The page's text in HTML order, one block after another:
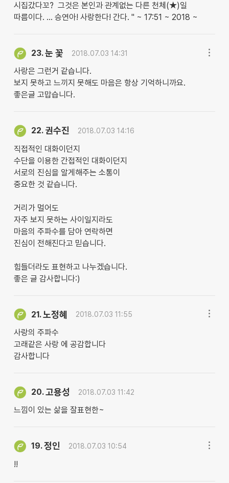
시집갔다꼬? 그것은 본인과 관계없는 다른 천체(★)일
따름이다. … 승연아! 사랑한다! 간다. " ~ 17:51 ~ 2018 ~
23.눈 꽃 2018.07.03 14:31
사랑은 그런거 같습니다.
보지 못하고 느끼지 못해도 마음은 항상 기억하니까요.
좋은글 고맙습니다.
22. 권수진 2018.07.03 14:16
직접적인 대화이던지
수단을 이용한 간접적인 대화이던지
서로의 진심을 알게해주는 소통이
중요한 것 같습니다.
거리가 멀어도
자주 보지 못하는 사이일지라도
마음의 주파수를 담아 연락하면
진심이 전해진다고 믿습니다.
힘들더라도 표현하고 나누겠습니다.
좋은 글 감사합니다:)
21.노정혜 2018.07.03 11:55
사랑의 주파수
고래같은 사랑 에 공감합니다
감사합니다
20.고용성 2018.07.03 11:42
느낌이 있는 삶을 잘표현한~
19.정인 2018.07.03 10:54
!!